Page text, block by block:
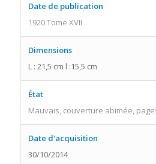
Date de publication
1920 Tome XVII
Dimensions
L : 21,5 cm l :15,5 cm
État
Mauvais, couverture abimée,
Date d'acquisition
30/10/2014